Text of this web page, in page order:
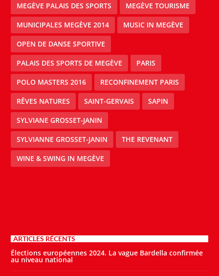
MEGÈVE PALAIS DES SPORTS MEGÈVE TOURISME
MUNICIPALES MEGÈVE 2014 MUSIC IN MEGÈVE
OPEN DE DANSE SPORTIVE
PALAIS DES SPORTS DE MEGÈVE PARIS
POLO MASTERS 2016 RECONFINEMENT PARIS
RÊVES NATURES SAINT-GERVAIS SAPIN
SYLVIANE GROSSET-JANIN
SYLVIANNE GROSSET-JANIN THE REVENANT
WINE & SWING IN MEGÈVE
ARTICLES RÉCENTS
Élections européennes 2024. La vague Bardella confirmée
au niveau national